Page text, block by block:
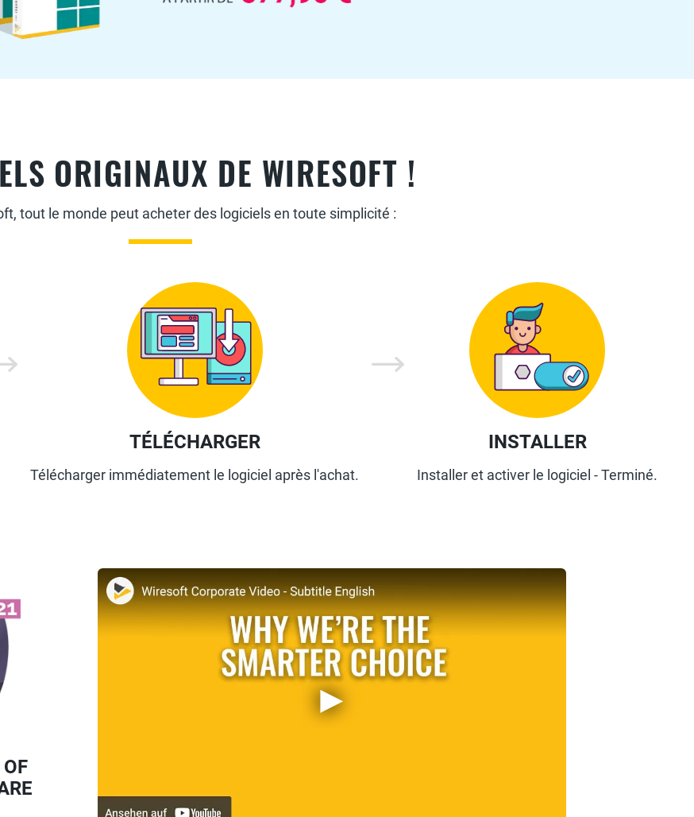
ORIGINAUX DE WIRESOFT !
tout le monde peut acheter des logiciels en toute simplicité :
TÉLÉCHARGER
Télécharger immédiatement le logiciel après l'achat.
INSTALLER
Installer et activer le logiciel - Terminé.